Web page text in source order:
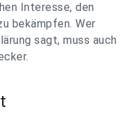
Interesse, den
bekämpfen. Wer
sagt, muss auch